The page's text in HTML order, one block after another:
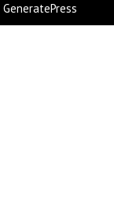
GeneratePress